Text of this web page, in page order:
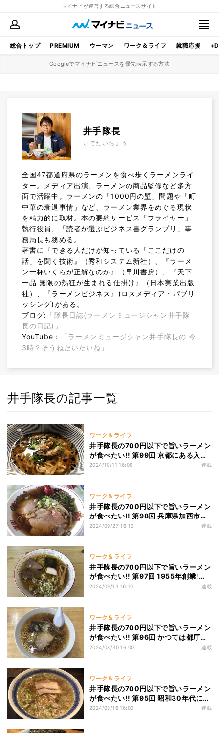
マイナビが運営する総合ニュースサイト
総合トップ PREMIUM ウーマン ワーク＆ライフ 就職応援
Googleでマイナビニュースを優先表示する方法
井手隊長
いでたいちょう
全国47都道府県のラーメンを食べ歩くラーメンライ
ター。メディア出演、ラーメンの商品監修など多方
面で活躍中。ラーメンの「1000円の壁」問題や「町
中華の衰退事情」など、ラーメン業界をめぐる現状
を精力的に取材。本の要約サービス「フライヤー」
執行役員、「読者が選ぶビジネス書グランプリ」事
務局長も務める。
著書に『できる人だけが知っている「ここだけの
話」を聞く技術』（秀和システム新社）、『ラーメ
ン一杯いくらが正解なのか』（早川書房）、『天下
一品 無限の熱狂が生まれる仕掛け』（日本実業出版
社）、『ラーメンビジネス』(ロスメディア・パブリ
ッシング)がある。
ブログ: 「隊長日誌(ラーメンミュージシャン井手隊
長の日記)」
YouTube：
「ラーメンミュージシャン井手隊長の 今
3時？そうねだいたいね」
井手隊長の記事一覧
ワーク＆ライフ
井手隊長の700円以下で旨いラーメン
が食べたい!! 第99回 京都にある入口
のない完全セルフにもほどがあるラー
2024/10/11 16:00 連載
ワーク＆ライフ
井手隊長の700円以下で旨いラーメン
が食べたい!! 第98回 兵庫県加西市の
老舗レジェンド町中華!「てんぐらー
2024/09/27 16:10 連載
ワーク＆ライフ
井手隊長の700円以下で旨いラーメン
が食べたい!! 第97回 1955年創業!
「山形ラーメン四天王」の一角! 牛ダ
2024/09/13 16:10 連載
ワーク＆ライフ
井手隊長の700円以下で旨いラーメン
が食べたい!! 第96回 かつては都庁の
職員にも愛された老舗の味! 有楽町高
2024/08/30 16:00 連載
ワーク＆ライフ
井手隊長の700円以下で旨いラーメン
が食べたい!! 第95回 昭和30年代に鉄
鋼マンのためにできた極細の清湯系
2024/08/16 16:00 連載